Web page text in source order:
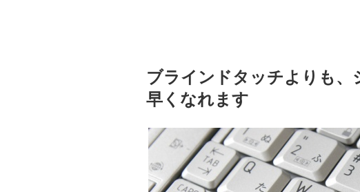
ブラインドタッチよりも
早くなれます